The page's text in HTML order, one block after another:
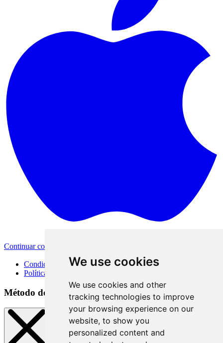
We use cookies
We use cookies and other
tracking technologies to improve
your browsing experience on our
website, to show you
personalized content and
Continuar con Apple
Condiciones de uso
Política de privacidad
Método de inicio de sesión